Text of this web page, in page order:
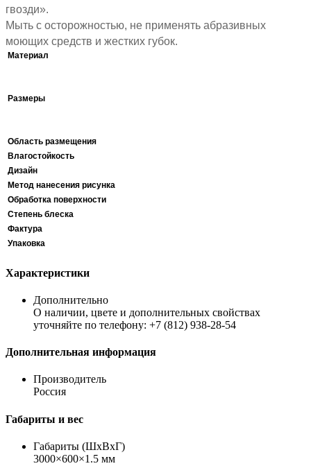
гвозди».
Мыть с осторожностью, не применять абразивных
моющих средств и жестких губок.
Материал
Размеры
Область размещения
Влагостойкость
Дизайн
Метод нанесения рисунка
Обработка поверхности
Степень блеска
Фактура
Упаковка
Характеристики
Дополнительно
О наличии, цвете и дополнительных свойствах
уточняйте по телефону: +7 (812) 938-28-54
Дополнительная информация
Производитель
Россия
Габариты и вес
Габариты (ШхВхГ)
3000×600×1.5 мм